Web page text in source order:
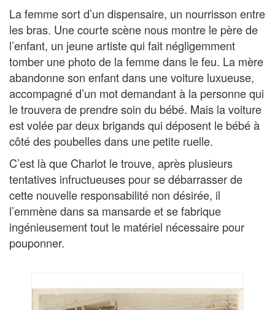
La femme sort d’un dispensaire, un nourrisson entre
les bras. Une courte scène nous montre le père de
l’enfant, un jeune artiste qui fait négligemment
tomber une photo de la femme dans le feu. La mère
abandonne son enfant dans une voiture luxueuse,
accompagné d’un mot demandant à la personne qui
le trouvera de prendre soin du bébé. Mais la voiture
est volée par deux brigands qui déposent le bébé à
côté des poubelles dans une petite ruelle.
C’est là que Charlot le trouve, après plusieurs
tentatives infructueuses pour se débarrasser de
cette nouvelle responsabilité non désirée, il
l’emmène dans sa mansarde et se fabrique
ingénieusement tout le matériel nécessaire pour
pouponner.